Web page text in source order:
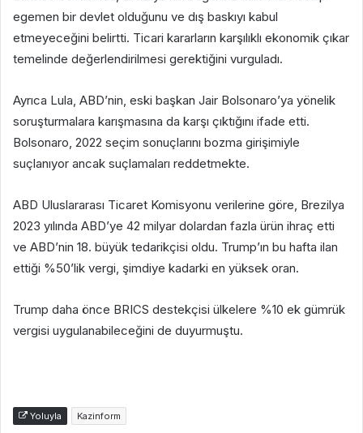
egemen bir devlet olduğunu ve dış baskıyı kabul
etmeyeceğini belirtti. Ticari kararların karşılıklı ekonomik çıkar
temelinde değerlendirilmesi gerektiğini vurguladı.
Ayrıca Lula, ABD’nin, eski başkan Jair Bolsonaro’ya yönelik
soruşturmalara karışmasına da karşı çıktığını ifade etti.
Bolsonaro, 2022 seçim sonuçlarını bozma girişimiyle
suçlanıyor ancak suçlamaları reddetmekte.
ABD Uluslararası Ticaret Komisyonu verilerine göre, Brezilya
2023 yılında ABD’ye 42 milyar dolardan fazla ürün ihraç etti
ve ABD’nin 18. büyük tedarikçisi oldu. Trump’ın bu hafta ilan
ettiği %50’lik vergi, şimdiye kadarki en yüksek oran.
Trump daha önce BRICS destekçisi ülkelere %10 ek gümrük
vergisi uygulanabileceğini de duyurmuştu.
Yoluyla Kazinform